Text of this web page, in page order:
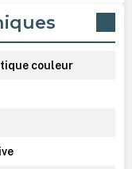
couleur